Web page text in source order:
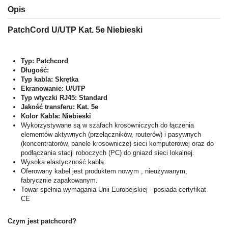
Opis
PatchCord U/UTP Kat. 5e Niebieski
Typ: Patchcord
Długość:
Typ kabla: Skrętka
Ekranowanie: U/UTP
Typ wtyczki RJ45: Standard
Jakość transferu: Kat. 5e
Kolor Kabla: Niebieski
Wykorzystywane są w szafach krosowniczych do łączenia
elementów aktywnych (przełączników, routerów) i pasywnych
(koncentratorów, panele krosownicze) sieci komputerowej oraz do
podłączania stacji roboczych (PC) do gniazd sieci lokalnej.
Wysoka elastyczność kabla.
Oferowany kabel jest produktem nowym , nieużywanym,
fabrycznie zapakowanym.
Towar spełnia wymagania Unii Europejskiej - posiada certyfikat
CE
Czym jest patchcord?